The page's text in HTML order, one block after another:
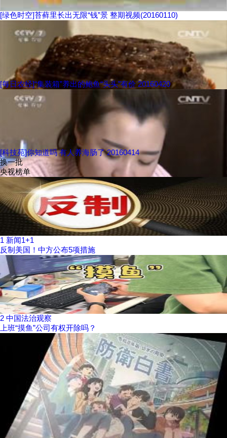
[绿色时空]苔藓里长出无限“钱”景 整期视频(20160110)
[每日农经]“集装箱”养出的鲍鱼“头头”有价 20160420
[科技苑]你知道吗 有人养海肠了 20160414
换一批
央视榜单
1 新闻1+1
反制美国！中方公布5项措施
2 中国法治观察
上班“摸鱼”公司有权开除吗？